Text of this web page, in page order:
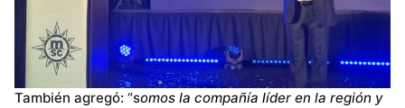
También agregó: “somos la compañía líder en la región y